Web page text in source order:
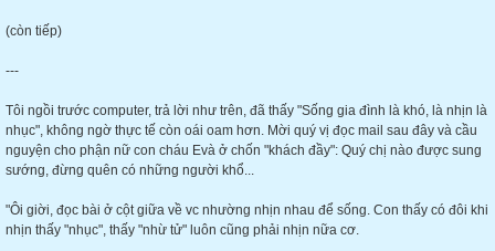
(còn tiếp)
---
Tôi ngồi trước computer, trả lời như trên, đã thấy "Sống gia đình là khó, là nhịn là
nhục", không ngờ thực tế còn oái oam hơn. Mời quý vị đọc mail sau đây và cầu
nguyện cho phận nữ con cháu Evà ở chốn "khách đầy": Quý chị nào được sung
sướng, đừng quên có những người khổ...
"Ôi giời, đọc bài ở cột giữa về vc nhường nhịn nhau để sống. Con thấy có đôi khi
nhịn thấy "nhục", thấy "nhừ tử" luôn cũng phải nhịn nữa cơ.